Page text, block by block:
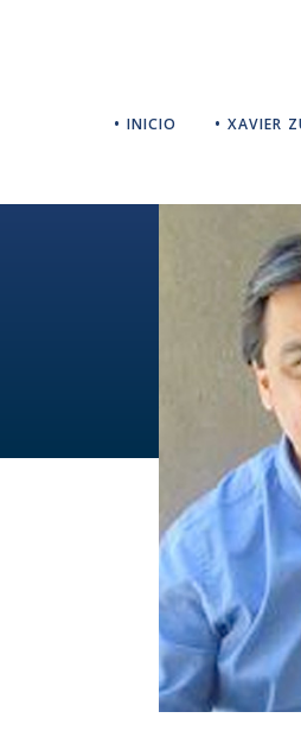
• INICIO • XAVIER